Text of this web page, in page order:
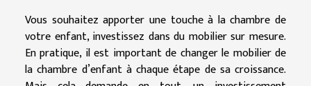
Vous souhaitez apporter une touche à la chambre de
votre enfant, investissez dans du mobilier sur mesure.
En pratique, il est important de changer le mobilier de
la chambre d’enfant à chaque étape de sa croissance.